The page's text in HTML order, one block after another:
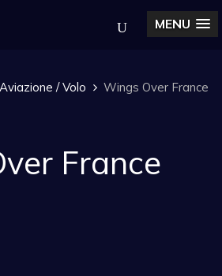
MENU
Aviazione / Volo Wings Over France
France